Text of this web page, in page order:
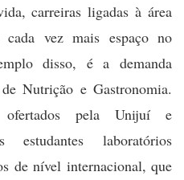
carreiras ligadas à área
cada vez mais espaço no
disso, é a demanda
Nutrição e Gastronomia.
pela Unijuí e
estudantes laboratórios
de nível internacional, que